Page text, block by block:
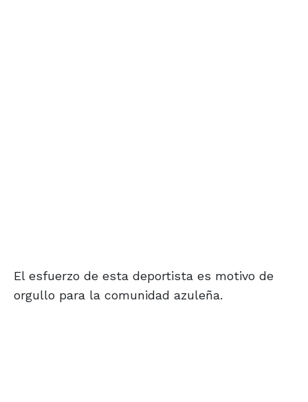
El esfuerzo de esta deportista es motivo de
orgullo para la comunidad azuleña.